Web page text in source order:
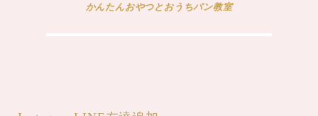
かんたんおやつとおうちパン教室